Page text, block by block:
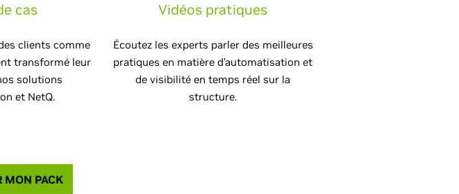
cas
clients comme
transformé leur
solutions
et NetQ.
Vidéos pratiques
Écoutez les experts parler des meilleures
pratiques en matière d’automatisation et
de visibilité en temps réel sur la
structure.
MON PACK